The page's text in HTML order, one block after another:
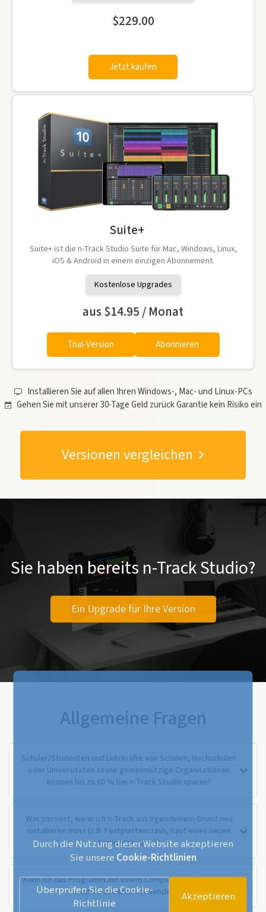
$229.00
Jetzt kaufen
Suite+
Suite+ ist die n-Track Studio Suite für Mac, Windows, Linux,
iOS & Android in einem einzigen Abonnement.
Kostenlose Upgrades
aus $14.95 / Monat
Trial-Version Abonnieren
Installieren Sie auf allen Ihren Windows-, Mac- und Linux-PCs
Gehen Sie mit unserer 30-Tage Geld zurück Garantie kein Risiko ein
Versionen vergleichen
Sie haben bereits n-Track Studio?
Ein Upgrade für Ihre Version
Allgemeine Fragen
Schüler/Studenten und Lehrkräfte von Schulen, Hochschulen
oder Universitäten sowie gemeinnützige Organisationen
können bis zu 60 % bei n-Track Studio sparen?
Was passiert, wenn ich n-Track aus irgendeinem Grund neu
installieren muss (z.B. Festplattencrash, Kauf eines neuen
Computers usw.)?
Kann ich das Programm auf einem Computer kaufen und auf
einem anderen verwenden?
Durch die Nutzung dieser Website akzeptieren
Sie unsere Cookie-Richtlinien
Überprüfen Sie die Cookie-
Richtlinie
Akzeptieren